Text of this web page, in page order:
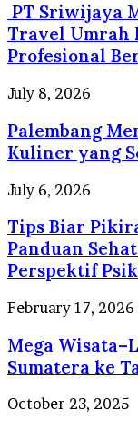
Mega
Wisata,
Perusahaan
Travel
Umrah
Resmi
dengan
Pelayanan
Profesional
Internasional
PT Sriwijaya
Travel Umrah
Profesional
Palembang
Kota
Makan,
Surga
Kuliner
yang
Selalu
Dirindukan
Wisatawan
July 8, 2026
Palembang
Kuliner yang
Tips
Pikiran
Tenang
dan
Hati
Adem:
Panduan
Sehat
Jiwa
dan
dalam
July 6, 2026
Tips Biar
Panduan
Perspektif
Mega
Lion
Air
Perluas
Akses
February 17, 2026
Mega
Sumatera ke
Madinah
October 23, 2025